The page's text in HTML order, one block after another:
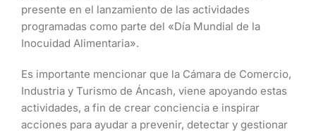
presente en el lanzamiento de las actividades
programadas como parte del «Día Mundial de la
Inocuidad Alimentaria».
Es importante mencionar que la Cámara de Comercio,
Industria y Turismo de Áncash, viene apoyando estas
actividades, a fin de crear conciencia e inspirar
acciones para ayudar a prevenir, detectar y gestionar